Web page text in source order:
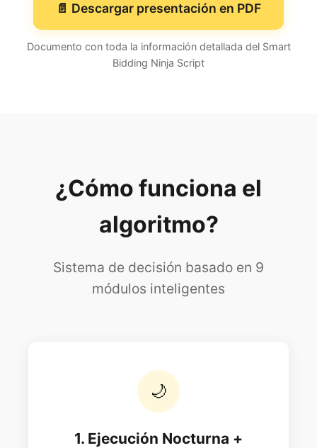
📄 Descargar presentación en PDF
Documento con toda la información detallada del Smart
Bidding Ninja Script
¿Cómo funciona el
algoritmo?
Sistema de decisión basado en 9
módulos inteligentes
🌙
1. Ejecución Nocturna +